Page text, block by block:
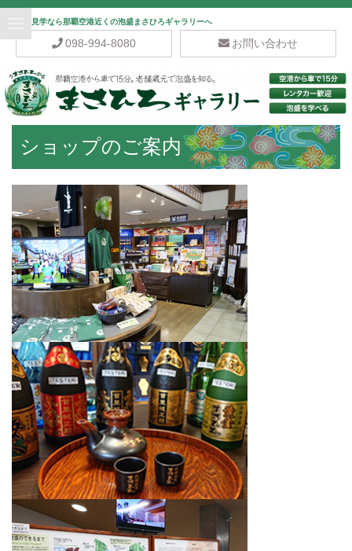
泡盛酒造見学なら那覇空港近くの泡盛まさひろギャラリーへ
098-994-8080 お問い合わせ
ショップのご案内